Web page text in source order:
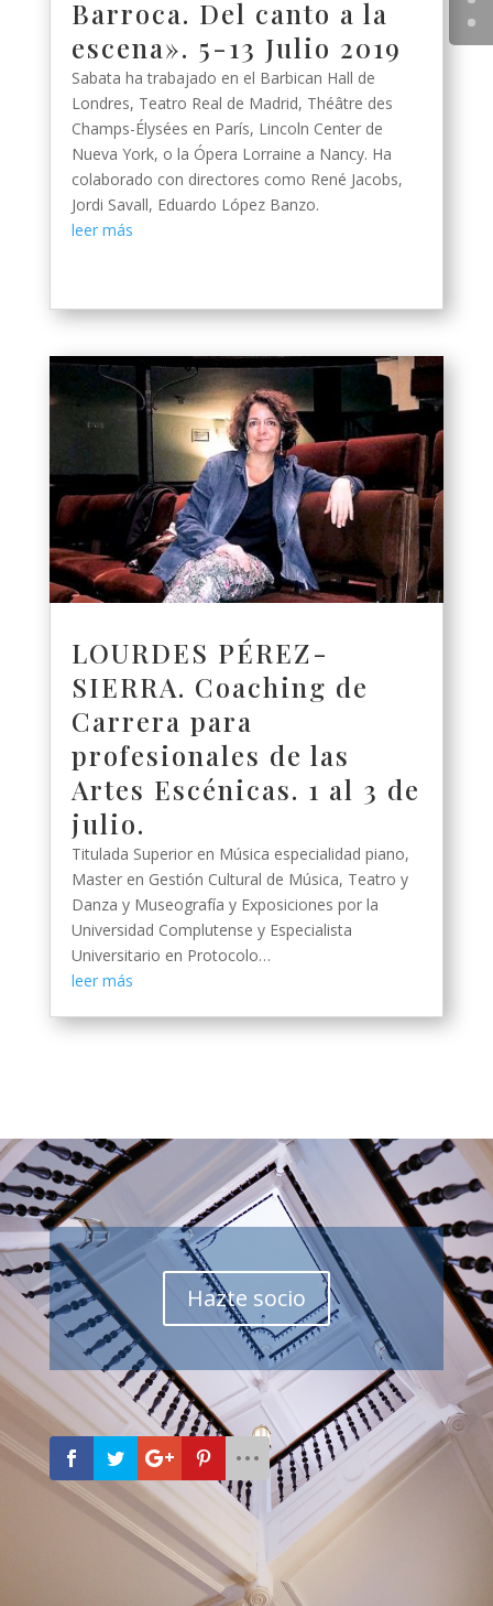
Barroca. Del canto a la
escena». 5-13 Julio 2019
Sabata ha trabajado en el Barbican Hall de
Londres, Teatro Real de Madrid, Théâtre des
Champs-Élysées en París, Lincoln Center de
Nueva York, o la Ópera Lorraine a Nancy. Ha
colaborado con directores como René Jacobs,
Jordi Savall, Eduardo López Banzo.
leer más
LOURDES PÉREZ-
SIERRA. Coaching de
Carrera para
profesionales de las
Artes Escénicas. 1 al 3 de
julio.
Titulada Superior en Música especialidad piano,
Master en Gestión Cultural de Música, Teatro y
Danza y Museografía y Exposiciones por la
Universidad Complutense y Especialista
Universitario en Protocolo…
leer más
Hazte socio